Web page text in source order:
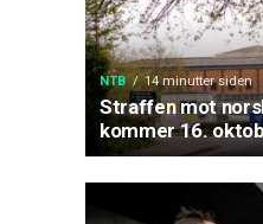
NTB 14 minutter siden
Straffen mot
kommer 16.